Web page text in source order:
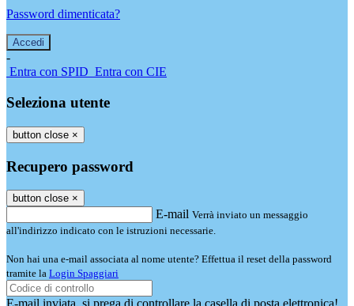
Password dimenticata?
-
Entra con SPID Entra con CIE
Seleziona utente
button close ×
Recupero password
button close ×
E-mail Verrà inviato un messaggio
all'indirizzo indicato con le istruzioni necessarie.
Non hai una e-mail associata al nome utente? Effettua il reset della password
tramite la Login Spaggiari